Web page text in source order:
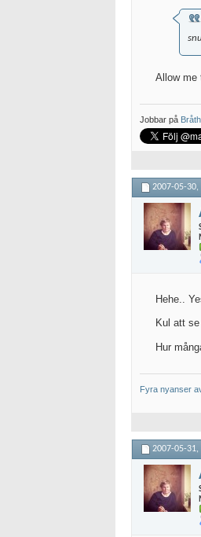
Allow me
Jobbar på
2007-05-30,
Hehe..
Kul att
Hur
Fyra nyanser
2007-05-31,